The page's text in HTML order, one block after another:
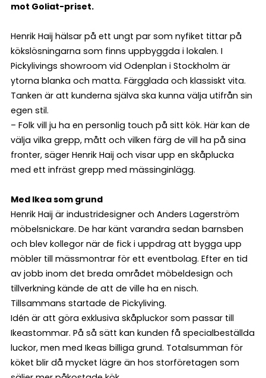
mot Goliat-priset.
Henrik Haij hälsar på ett ungt par som nyfiket tittar på
kökslösningarna som finns uppbyggda i lokalen. I
Pickylivings showroom vid Odenplan i Stockholm är
ytorna blanka och matta. Färgglada och klassiskt vita.
Tanken är att kunderna själva ska kunna välja utifrån sin
egen stil.
– Folk vill ju ha en personlig touch på sitt kök. Här kan de
välja vilka grepp, mått och vilken färg de vill ha på sina
fronter, säger Henrik Haij och visar upp en skåplucka
med ett infräst grepp med mässinginlägg.
Med Ikea som grund
Henrik Haij är industridesigner och Anders Lagerström
möbelsnickare. De har känt varandra sedan barnsben
och blev kollegor när de fick i uppdrag att bygga upp
möbler till mässmontrar för ett eventbolag. Efter en tid
av jobb inom det breda området möbeldesign och
tillverkning kände de att de ville ha en nisch.
Tillsammans startade de Pickyliving.
Idén är att göra exklusiva skåpluckor som passar till
Ikeastommar. På så sätt kan kunden få specialbeställda
luckor, men med Ikeas billiga grund. Totalsumman för
köket blir då mycket lägre än hos storföretagen som